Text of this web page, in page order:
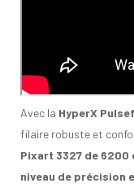
Avec la HyperX
filaire robuste et
Pixart 3327 de 6200
niveau de précision